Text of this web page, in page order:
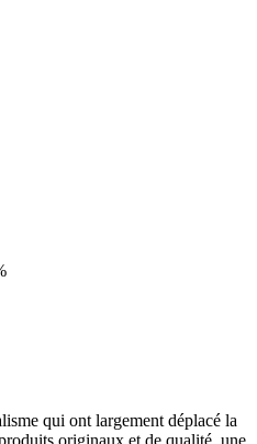
qui ont largement déplacé la